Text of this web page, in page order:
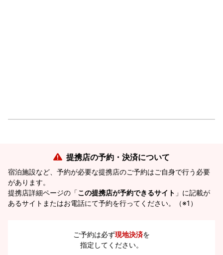
提携店の予約・決済について
宿泊施設など、予約が必要な提携店のご予約はご自身で行う必要
があります。
提携店詳細ページの「この提携店が予約できるサイト 」に記載が
あるサイトまたはお電話にて予約を行ってください。（※1）
ご予約は必ず現地決済を
指定してください。